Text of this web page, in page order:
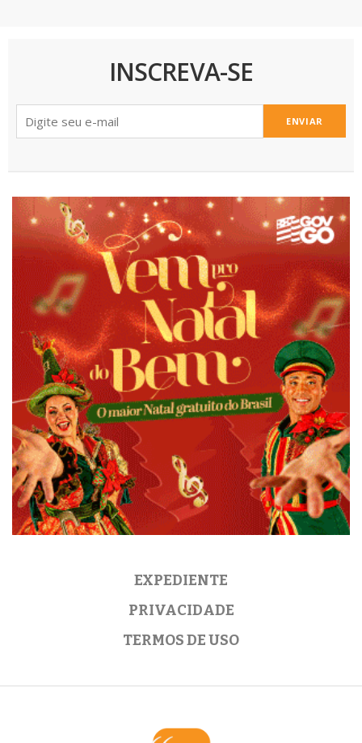
INSCREVA-SE
ENVIAR
EXPEDIENTE
PRIVACIDADE
TERMOS DE USO